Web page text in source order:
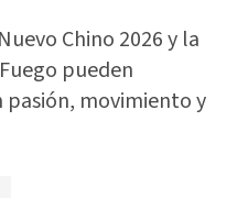
Chino 2026 y la
pueden
movimiento y